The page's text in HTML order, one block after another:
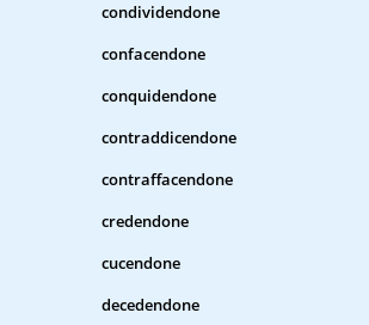
condividendone
confacendone
conquidendone
contraddicendone
contraffacendone
credendone
cucendone
decedendone